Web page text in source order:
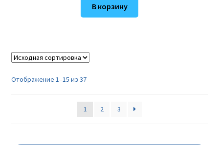
В корзину
Отображение 1–15 из 37
1 2 3